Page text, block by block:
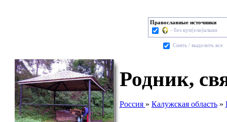
Православные источники
- без куп(ели)альни
Cнять / выделить все
Родник,
Россия » Калужская область»